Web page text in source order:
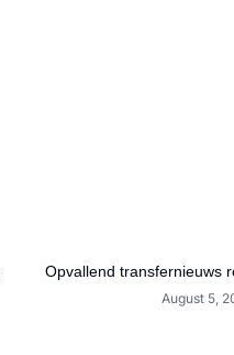
Opvallend transfernieuws
August 5,